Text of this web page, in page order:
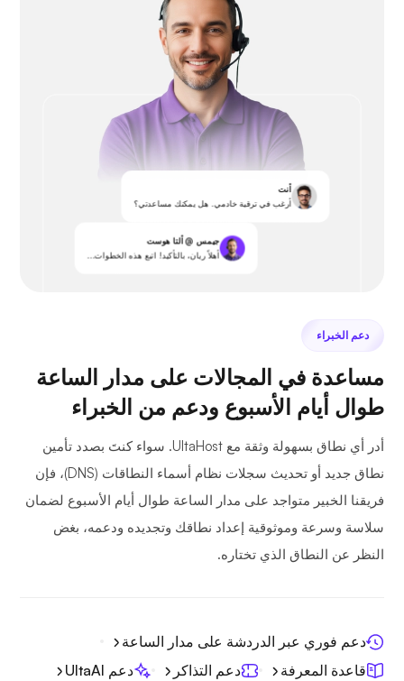
أنت
أرغب في ترقية خادمي. هل يمكنك مساعدتي؟
جيمس @ ألتا هوست
أهلاً ريان، بالتأكيد! اتبع هذه الخطوات...
دعم الخبراء
مساعدة في المجالات على مدار الساعة
طوال أيام الأسبوع ودعم من الخبراء
أدر أي نطاق بسهولة وثقة مع UltaHost. سواء كنتَ بصدد تأمين
نطاق جديد أو تحديث سجلات نظام أسماء النطاقات (DNS)، فإن
فريقنا الخبير متواجد على مدار الساعة طوال أيام الأسبوع لضمان
سلاسة وسرعة وموثوقية إعداد نطاقك وتجديده ودعمه، بغض
النظر عن النطاق الذي تختاره.
دعم فوري عبر الدردشة على مدار الساعة
قاعدة المعرفة
دعم التذاكر دعم UltaAI